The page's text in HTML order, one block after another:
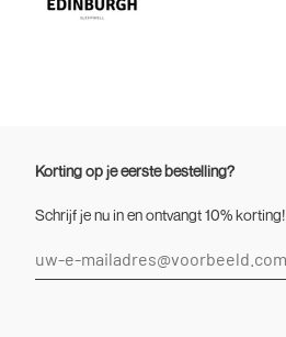
Korting op je eerste bestelling?
Schrijf je nu in en ontvangt 10% korting!